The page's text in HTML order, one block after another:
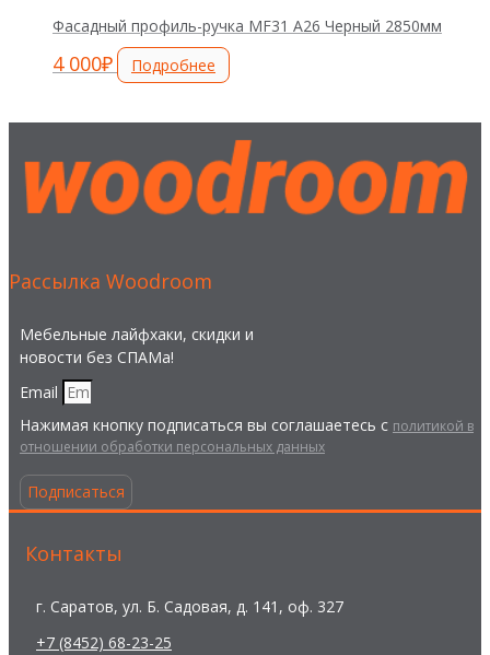
Фасадный профиль-ручка MF31 А26 Черный 2850мм
4 000₽ Подробнее
Рассылка Woodroom
Мебельные лайфхаки, скидки и
новости без СПАМа!
Email
Нажимая кнопку подписаться вы соглашаетесь с политикой в
отношении обработки персональных данных
Подписаться
Контакты
г. Саратов, ул. Б. Садовая, д. 141, оф. 327
+7 (8452) 68-23-25